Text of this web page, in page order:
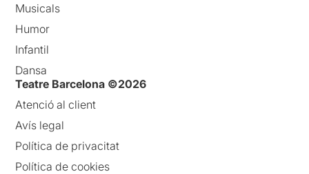
Musicals
Humor
Infantil
Dansa
Teatre Barcelona ©2026
Atenció al client
Avís legal
Política de privacitat
Política de cookies